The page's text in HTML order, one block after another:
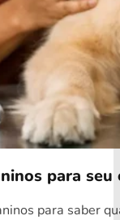
para seu
para saber